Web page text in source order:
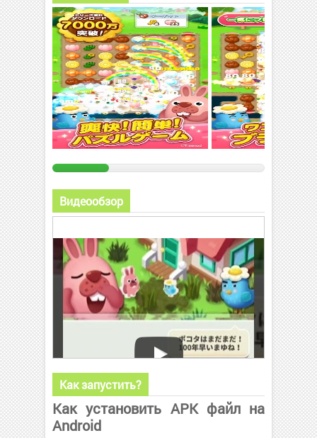
Видеообзор
Как запустить?
Как установить APK файл на
Android